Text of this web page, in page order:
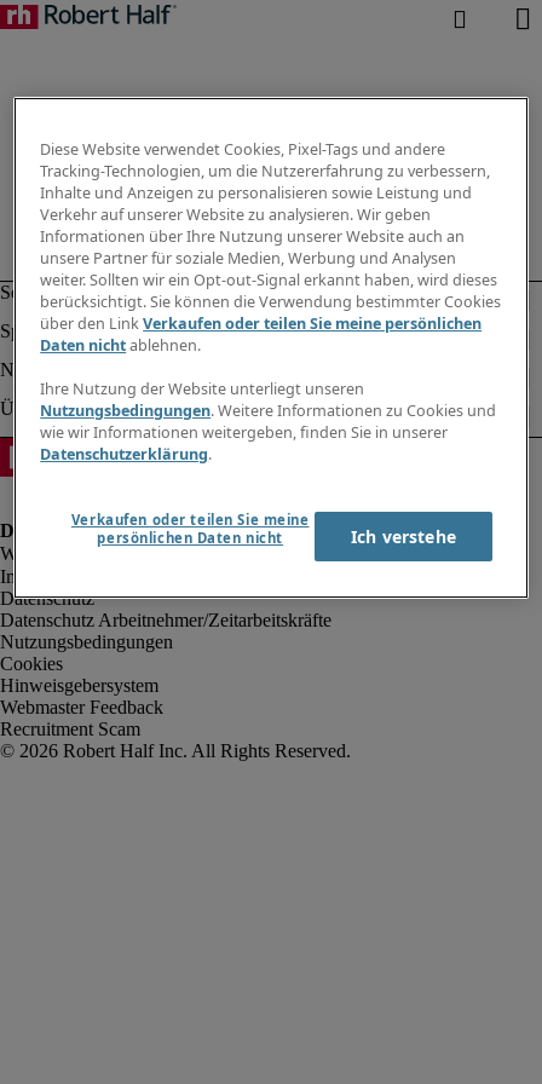
Impressum
Datenschutz
Datenschutz Arbeitnehmer/Zeitarbeitskräfte
Nutzungsbedingungen
Cookies
Hinweisgebersystem
Webmaster Feedback
Recruitment Scam
Diese Website verwendet Cookies, Pixel-Tags und andere
Tracking-Technologien, um die Nutzererfahrung zu verbessern,
Inhalte und Anzeigen zu personalisieren sowie Leistung und
Verkehr auf unserer Website zu analysieren. Wir geben
Informationen über Ihre Nutzung unserer Website auch an
unsere Partner für soziale Medien, Werbung und Analysen
weiter. Sollten wir ein Opt-out-Signal erkannt haben, wird dieses
berücksichtigt. Sie können die Verwendung bestimmter Cookies
über den LinkVerkaufen oder teilen Sie meine persönlichen
Daten nichtablehnen.
Ihre Nutzung der Website unterliegt unseren
Nutzungsbedingungen. Weitere Informationen zu Cookies und
wie wir Informationen weitergeben, finden Sie in unserer
Datenschutzerklärung.
Verkaufen oder teilen Sie meine
persönlichen Daten nicht
Ich verstehe